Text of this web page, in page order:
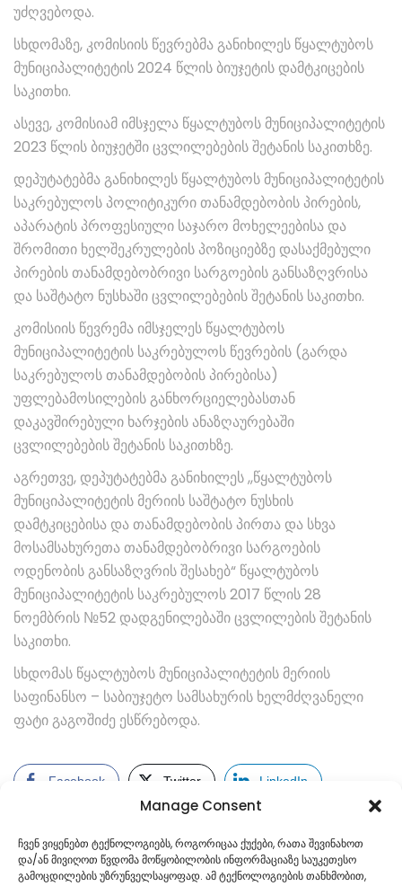
Manage Consent
ჩვენ ვიყენებთ ტექნოლოგიებს, როგორიცაა ქუქები, რათა შევინახოთ
და/ან მივიღოთ წვდომა მოწყობილობის ინფორმაციაზე საუკეთესო
გამოცდილების უზრუნველსაყოფად. ამ ტექნოლოგიების თანხმობით,
უძღვებოდა.
სხდომაზე, კომისიის წევრებმა განიხილეს წყალტუბოს
მუნიციპალიტეტის 2024 წლის ბიუჯეტის დამტკიცების
საკითხი.
ასევე, კომისიამ იმსჯელა წყალტუბოს მუნიციპალიტეტის
2023 წლის ბიუჯეტში ცვლილებების შეტანის საკითხზე.
დეპუტატებმა განიხილეს წყალტუბოს მუნიციპალიტეტის
საკრებულოს პოლიტიკური თანამდებობის პირების,
აპარატის პროფესიული საჯარო მოხელეებისა და
შრომითი ხელშეკრულების პოზიციებზე დასაქმებული
პირების თანამდებობრივი სარგოების განსაზღვრისა
და საშტატო ნუსხაში ცვლილებების შეტანის საკითხი.
კომისიის წევრემა იმსჯელეს წყალტუბოს
მუნიციპალიტეტის საკრებულოს წევრების (გარდა
საკრებულოს თანამდებობის პირებისა)
უფლებამოსილების განხორციელებასთან
დაკავშირებული ხარჯების ანაზღაურებაში
ცვლილებების შეტანის საკითხზე.
აგრეთვე, დეპუტატებმა განიხილეს ,,წყალტუბოს
მუნიციპალიტეტის მერიის საშტატო ნუსხის
დამტკიცებისა და თანამდებობის პირთა და სხვა
მოსამსახურეთა თანამდებობრივი სარგოების
ოდენობის განსაზღვრის შესახებ“ წყალტუბოს
მუნიციპალიტეტის საკრებულოს 2017 წლის 28
ნოემბრის №52 დადგენილებაში ცვლილების შეტანის
საკითხი.
სხდომას წყალტუბოს მუნიციპალიტეტის მერიის
საფინანსო – საბიუჯეტო სამსახურის ხელმძღვანელი
ფატი გაგოშიძე ესწრებოდა.
Facebook Twitter LinkedIn